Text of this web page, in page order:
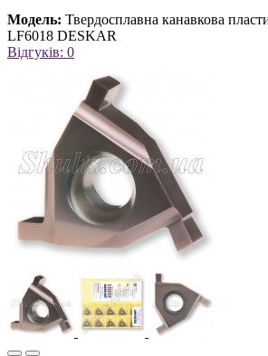
Модель: Твердосплавна канавкова
LF6018 DESKAR
Відгуків: 0